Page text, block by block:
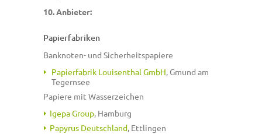
10. Anbieter:
Papierfabriken
Banknoten- und Sicherheitspapiere
Papierfabrik Louisenthal GmbH, Gmund am
Tegernsee
Papiere mit Wasserzeichen
Igepa Group, Hamburg
Papyrus Deutschland, Ettlingen